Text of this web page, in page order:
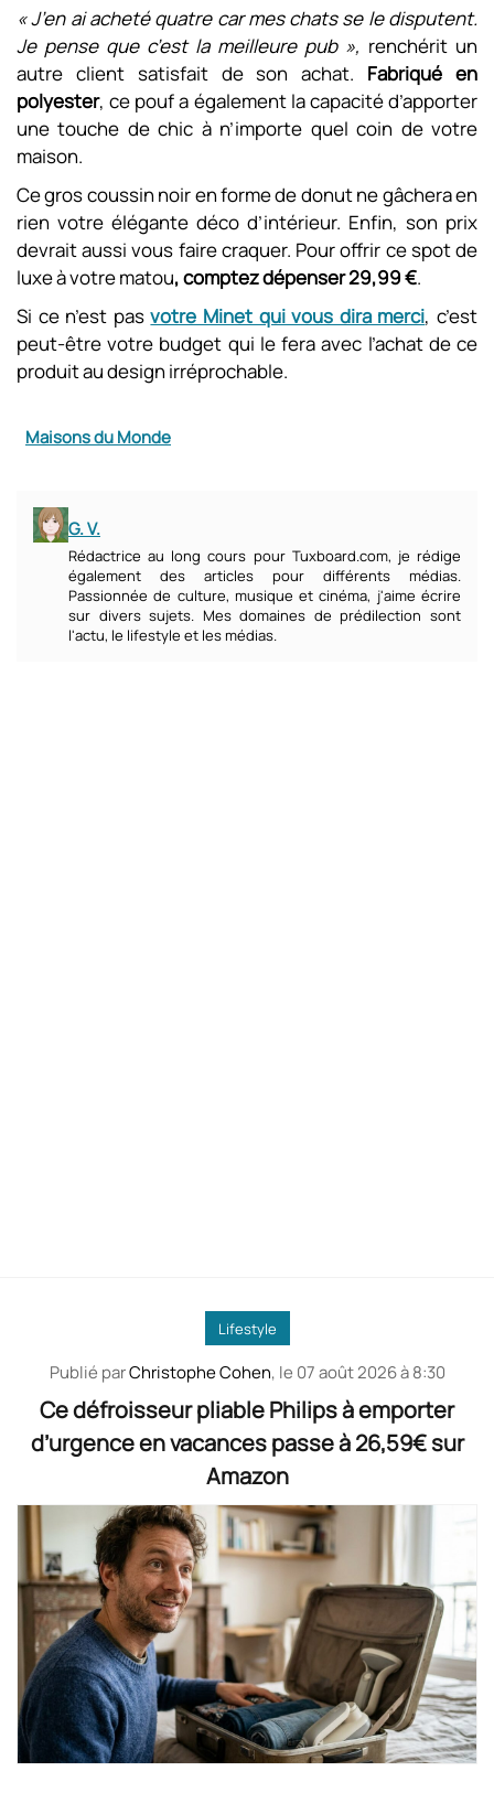
« J’en ai acheté quatre car mes chats se le disputent.
Je pense que c’est la meilleure pub », renchérit un
autre client satisfait de son achat. Fabriqué en
polyester, ce pouf a également la capacité d’apporter
une touche de chic à n’importe quel coin de votre
maison.
Ce gros coussin noir en forme de donut ne gâchera en
rien votre élégante déco d’intérieur. Enfin, son prix
devrait aussi vous faire craquer. Pour offrir ce spot de
luxe à votre matou, comptez dépenser 29,99 €.
Si ce n’est pasvotre Minet qui vous dira merci, c’est
peut-être votre budget qui le fera avec l’achat de ce
produit au design irréprochable.
Maisons du Monde
G. V.
Rédactrice au long cours pour Tuxboard.com, je rédige
également des articles pour différents médias.
Passionnée de culture, musique et cinéma, j'aime écrire
sur divers sujets. Mes domaines de prédilection sont
l'actu, le lifestyle et les médias.
Lifestyle
Publié parChristophe Cohen, le 07 août 2026 à 8:30
Ce défroisseur pliable Philips à emporter
d’urgence en vacances passe à 26,59€ sur
Amazon